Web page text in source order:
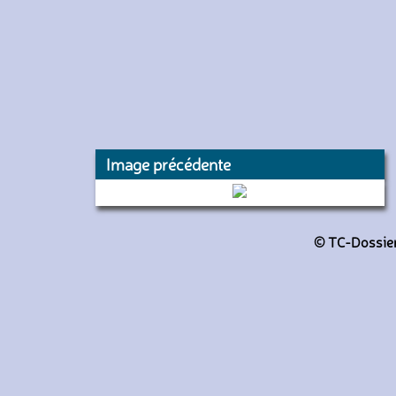
Image précédente
8864 (RATP)
© TC-